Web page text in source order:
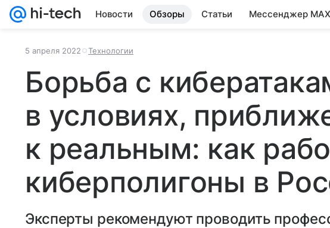
Новости Обзоры Статьи Мессенджер MAX
5 апреля 2022 Технологии
Борьба с
в условиях,
к реальным: как
киберполигоны в
Эксперты рекомендуют проводить